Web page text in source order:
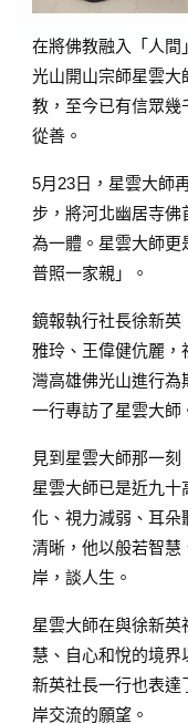
在將佛教融入「人
光山開山宗師星雲
教，至今已有信眾幾
從善。
5月23日，星雲大師
步，將河北幽居寺
為一體。星雲大師
普照一家親」。
鏡報執行社長徐新
雅玲、王偉健伉麗，
灣高雄佛光山進行為
一行專訪了星雲大師
見到星雲大師那一
星雲大師已是近九
化、視力減弱、耳朵
清晰，他以般若智慧
岸，談人生。
星雲大師在與徐新
慧、自心和悅的境
新英社長一行也表達
岸交流的願望。